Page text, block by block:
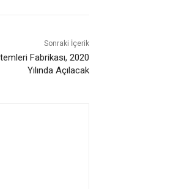
Sonraki İçerik
Fabrikası, 2020
Yılında Açılacak